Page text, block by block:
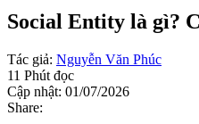
Social Entity là gì?
Tác giả: Nguyễn Văn Phúc
11 Phút đọc
Cập nhật: 01/07/2026
Share: